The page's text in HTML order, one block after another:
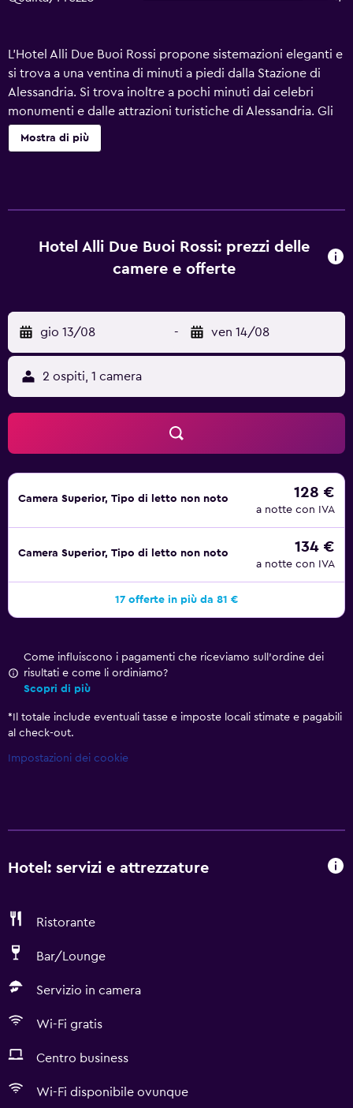
L'Hotel Alli Due Buoi Rossi propone sistemazioni eleganti e
si trova a una ventina di minuti a piedi dalla Stazione di
Alessandria. Si trova inoltre a pochi minuti dai celebri
monumenti e dalle attrazioni turistiche di Alessandria. Gli
ospiti di questo hotel a 4 stelle possono prenotare
escursioni con l'aiuto del banco escursioni. Gli ospiti
avranno inoltre a disposizione un minibar e Internet Wi-Fi
in camera. Il ristorante dell'hotel è la scelta perfetta per gli
ristoranti della zona. L'Hotel Alli Due Buoi Rossi è situato in
posizione conveniente nel Piemonte dei vini, il che
permette agli ospiti di andare alla scoperta delle specialità
della regione. Gli ospiti possono anche visitare la
Sinagoga di Casale Monferrato.
Mostra di più
Hotel Alli Due Buoi Rossi: prezzi delle
camere e offerte
gio 13/08 - ven 14/08
2 ospiti, 1 camera
Camera Superior, Tipo di letto non noto 128 €
a notte con IVA
Camera Superior, Tipo di letto non noto 134 €
a notte con IVA
17 offerte in più da 81 €
Come influiscono i pagamenti che riceviamo sull'ordine dei
risultati e come li ordiniamo?
Scopri di più
* Il totale include eventuali tasse e imposte locali stimate e pagabili
al check-out.
Impostazioni dei cookie
Hotel: servizi e attrezzature
Ristorante
Bar/Lounge
Servizio in camera
Wi-Fi gratis
Centro business
Wi-Fi disponibile ovunque